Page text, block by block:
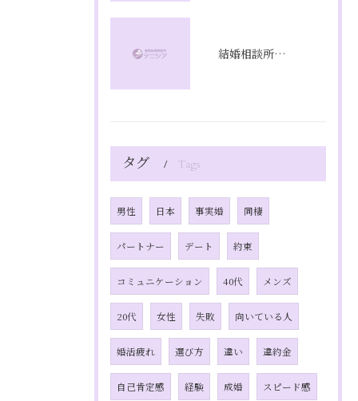
結婚相談所の相談で不安を解消し理想の婚活を始めるための具体的ステップと質問リスト
タグ Tags
男性 日本 事実婚 同棲
パートナー デート 約束
コミュニケーション 40代 メンズ
20代 女性 失敗 向いている人
婚活疲れ 選び方 違い 違約金
自己肯定感 経験 成婚 スピード感